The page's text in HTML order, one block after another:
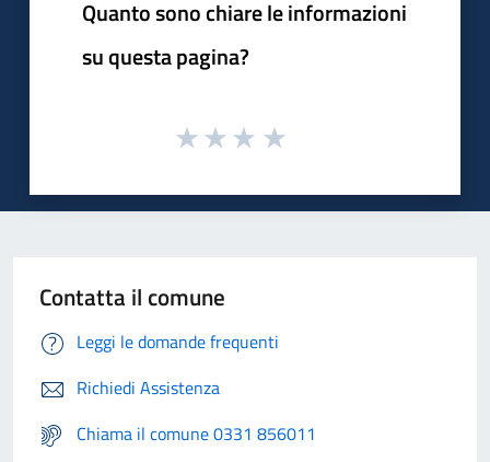
Quanto sono chiare le informazioni
su questa pagina?
Contatta il comune
Leggi le domande frequenti
Richiedi Assistenza
Chiama il comune 0331 856011